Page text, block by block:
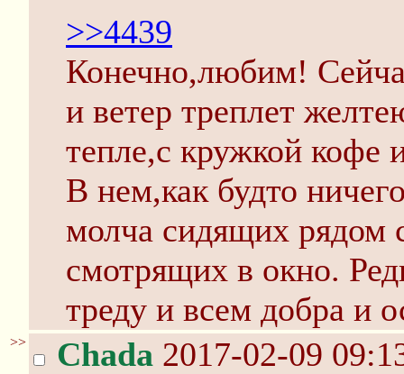
>>4439
Конечно,любим!
и ветер треплет
тепле,с кружкой кофе
В нем,как будто
молча сидящих рядом
смотрящих в окно.
треду и всем добра и
>> Chada 2017-02-09